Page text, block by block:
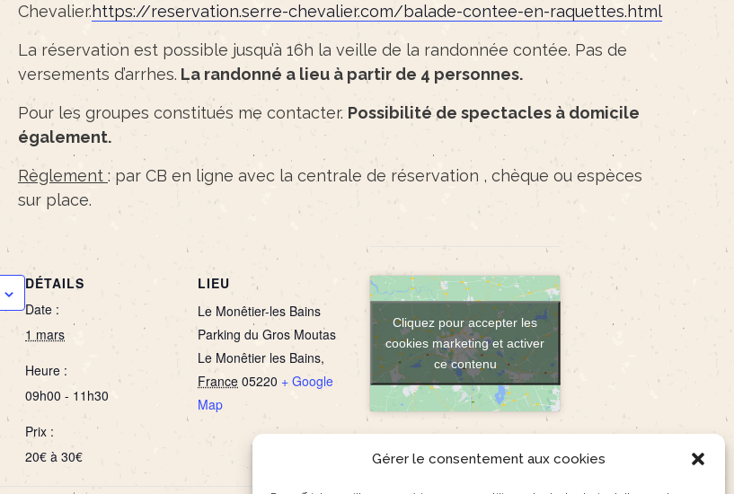
Gérer le consentement aux cookies
Chevalier.https://reservation.serre-chevalier.com/balade-contee-en-raquettes.html
La réservation est possible jusqu’à 16h la veille de la randonnée contée. Pas de
versements d’arrhes. La randonné a lieu à partir de 4 personnes.
Pour les groupes constitués me contacter. Possibilité de spectacles à domicile
également.
Règlement : par CB en ligne avec la centrale de réservation , chèque ou espèces
sur place.
DÉTAILS
Date :
1 mars
Heure :
09h00 - 11h30
Prix :
20€ à 30€
LIEU
Le Monêtier-les Bains
Parking du Gros Moutas
Le Monêtier les Bains,
France 05220 + Google
Map
Cliquez pour accepter les
cookies marketing et activer
ce contenu